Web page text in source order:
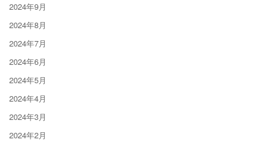
2024年9月
2024年8月
2024年7月
2024年6月
2024年5月
2024年4月
2024年3月
2024年2月